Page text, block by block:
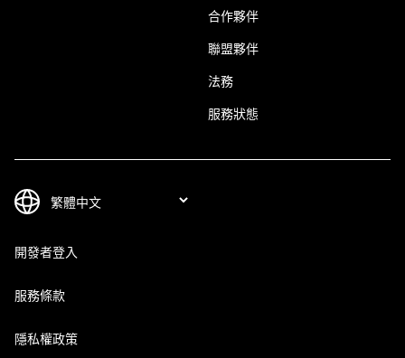
合作夥伴
聯盟夥伴
法務
服務狀態
開發者登入
服務條款
隱私權政策